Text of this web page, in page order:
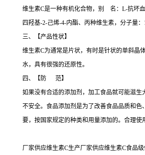
维生素C是一种有机化合物，别 名：L-抗坏
四羟基-2-己烯-4-内酯、丙种维生素，分子量：
三、【产品性状】
维生素C为通常是片状，有时是针状的单斜晶
水，具有很强的还原性。
四、【防 范】
如果没有合适的添加剂，加工食品就可能滋生
不安全。食品添加剂是为了改善食品品质和色
要，按国家规定的种类和用量添加的。合理使
厂家供应维生素C生产厂家供应维生素C食品